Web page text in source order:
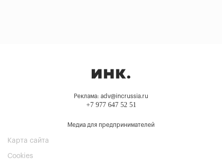
Реклама: adv@incrussia.ru
+7 977 647 52 51
Медиа для предпринимателей
Карта сайта
Cookies